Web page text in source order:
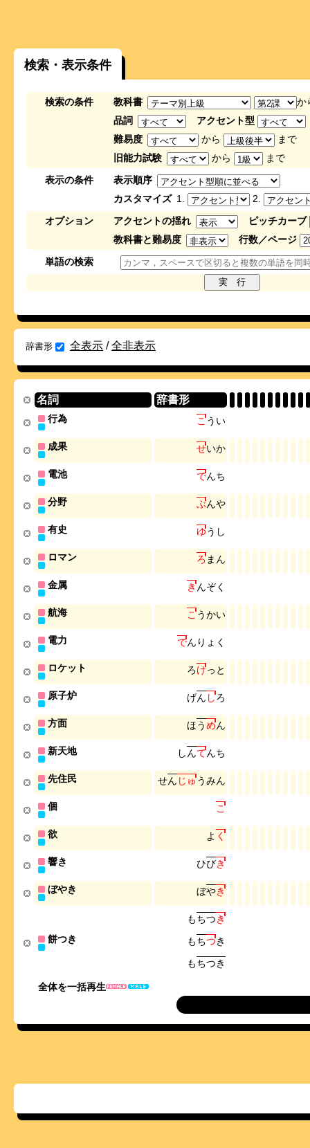
検索・表示条件
検索の条件 教科書
か
品詞
アクセント型
難易度
から
まで
旧能力試験
から
まで
表示の条件
表示順序
カスタマイズ 1.
2.
オプション
アクセントの揺れ
ピッチカーブ
教科書と難易度
行数／ページ
単語の検索
辞書形 全表示 /全非表示
名詞 辞書形
全体を一括再生
行為 こう い
成果 せいか
電池 でんち
分野 ぶんや
有史 ゆう し
ロマン ろま ん
金属 きんぞく
航海 こうかい
電力 でん り ょ く
ロケット ろけっ と
原子炉 げん しろ
方面 ほうめん
新天地 し んてんち
先住民 せん じ ゅうみん
個 こ
欲 よ く
響き ひびき
ぼやき ぼやき
餅つき
もちつき
もちつき
もちつき